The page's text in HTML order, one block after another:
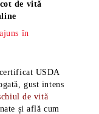
de vită
în
certificat USDA
gust intens
de vită
și află cum